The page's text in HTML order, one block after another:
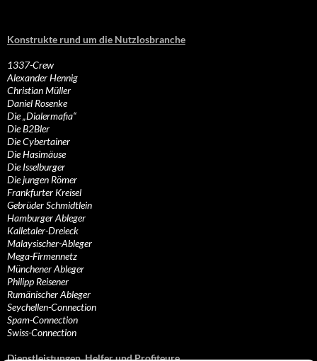
Konstrukte rund um die Nutzlosbranche
1337-Crew
Alexander Hennig
Christian Müller
Daniel Rosenke
Die „Dialermafia“
Die B2Bler
Die Cybertainer
Die Hasimäuse
Die Isselburger
Die jungen Römer
Frankfurter Kreisel
Gebrüder Schmidtlein
Hamburger Ableger
Kalletaler-Dreieck
Malaysischer-Ableger
Mega-Firmennetz
Münchener Ableger
Philipp Reisener
Rumänischer Ableger
Seychellen-Connection
Spam-Connection
Swiss-Connection
Dienstleistungen, Helfer und Profiteure